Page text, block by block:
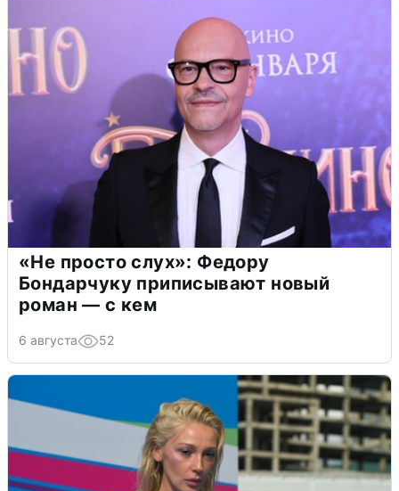
«Не просто слух»: Федору
Бондарчуку приписывают новый
роман — с кем
6 августа 52